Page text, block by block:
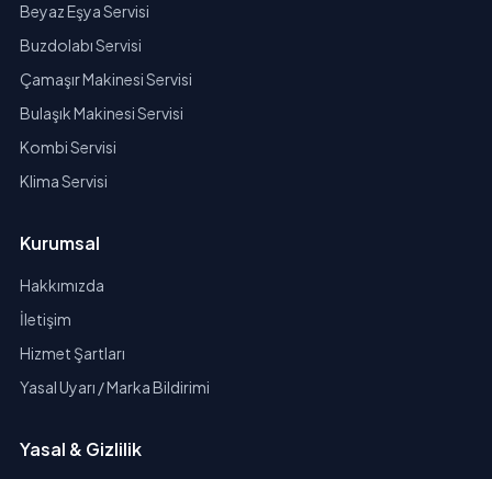
Beyaz Eşya Servisi
Buzdolabı Servisi
Çamaşır Makinesi Servisi
Bulaşık Makinesi Servisi
Kombi Servisi
Klima Servisi
Kurumsal
Hakkımızda
İletişim
Hizmet Şartları
Yasal Uyarı / Marka Bildirimi
Yasal & Gizlilik